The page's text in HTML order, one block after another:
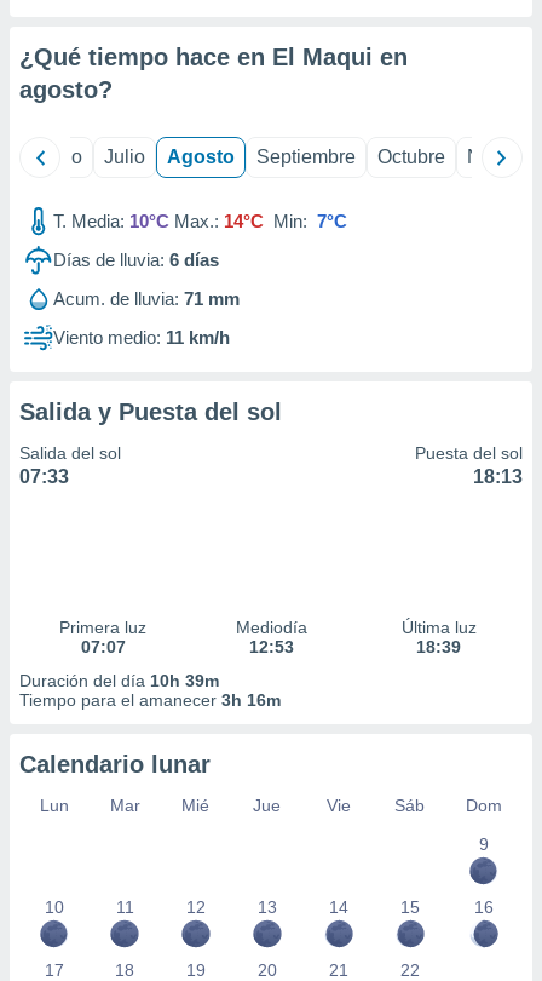
e
mediante
publicidad
publicidad
de
1199
¿Qué tiempo hace en El Maqui en
agosto?
Junio Julio Agosto Septiembre Octubre
T. Media: 10°C Max.: 14°C Min: 7°C
Días de lluvia: 6 días
Acum. de lluvia: 71 mm
Viento medio: 11 km/h
Salida y Puesta del sol
Salida del sol
07:33
Puesta del sol
18:13
Primera luz
07:07
Mediodía
12:53
Última luz
18:39
Duración del día 10h 39m
Tiempo para el amanecer 3h 16m
Calendario lunar
Lun Mar Mié Jue Vie Sáb
Dom
9
10 11 12 13 14 15 16
17 18 19 20 21 22